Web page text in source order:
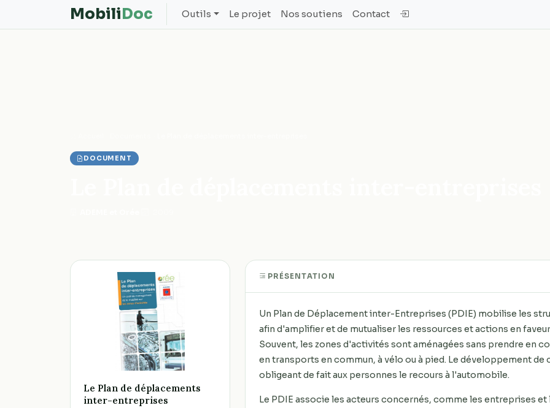
MobiliDoc Outils Le projet Nos soutiens Contact
DOCUMENT
Le Plan de déplacements
inter-entreprises
PRÉSENTATION
Un Plan de Déplacement inter-Entreprises (PDIE) mobilise les
afin d'amplifier et de mutualiser les ressources et actions en
Souvent, les zones d'activités sont aménagées sans prendre en
en transports en commun, à vélo ou à pied. Le développement
obligeant de fait aux personnes le recours à l'automobile.
Le PDIE associe les acteurs concernés, comme les entreprises